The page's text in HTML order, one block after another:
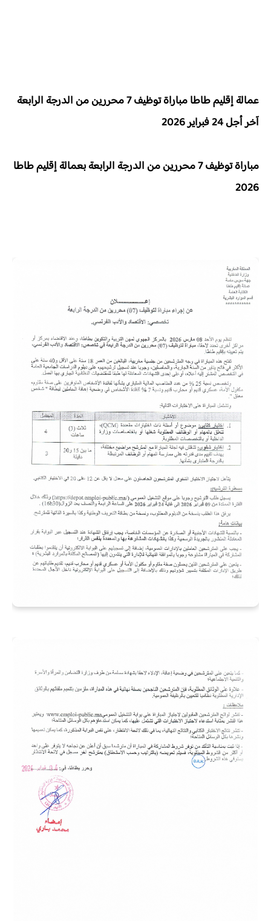
عمالة إقليم طاطا مباراة توظيف 7 محررين من الدرجة الرابعة
آخر أجل24 فبراير 2026
مباراة توظيف 7 محررين من الدرجة الرابعة بعمالة إقليم طاطا
2026